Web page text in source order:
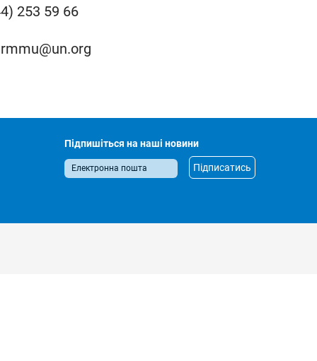
253 59 66
Підпишіться на наші новини